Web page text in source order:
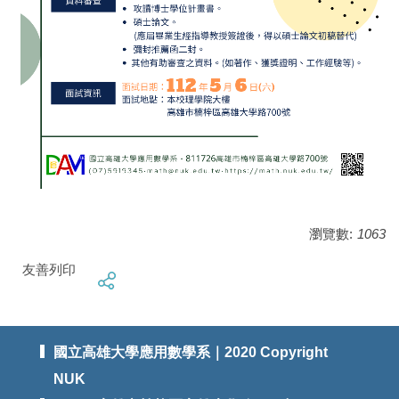
瀏覽數: 1063
友善列印
國立高雄大學應用數學系｜2020 Copyright
NUK